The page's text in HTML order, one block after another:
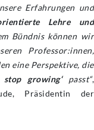
Erfahrungen und
Lehre und
Bündnis können wir
Professor:innen,
eine Perspektive, die
stop growing‘passt“,
Präsidentin der